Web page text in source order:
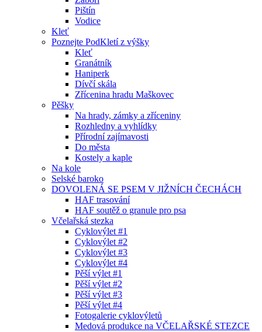
Pištín
Vodice
Kleť
Poznejte PodKletí z výšky
Kleť
Granátník
Haniperk
Dívčí skála
Zřícenina hradu Maškovec
Pěšky
Na hrady, zámky a zříceniny
Rozhledny a vyhlídky
Přírodní zajímavosti
Do města
Kostely a kaple
Na kole
Selské baroko
DOVOLENÁ SE PSEM V JIŽNÍCH ČECHÁCH
HAF trasování
HAF soutěž o granule pro psa
Včelařská stezka
Cyklovýlet #1
Cyklovýlet #2
Cyklovýlet #3
Cyklovýlet #4
Pěší výlet #1
Pěší výlet #2
Pěší výlet #3
Pěší výlet #4
Fotogalerie cyklovýletů
Medová produkce na VČELAŘSKÉ STEZCE